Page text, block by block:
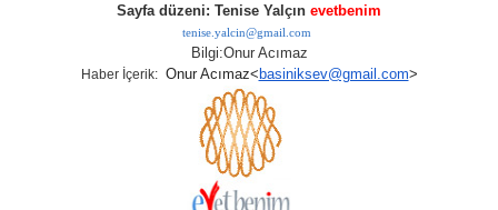
Sayfa düzeni: Tenise Yalçın evetbenim
tenise.yalcin@gmail.com
Bilgi:Onur Acımaz
Haber İçerik: Onur Acımaz< basiniksev@gmail.com>